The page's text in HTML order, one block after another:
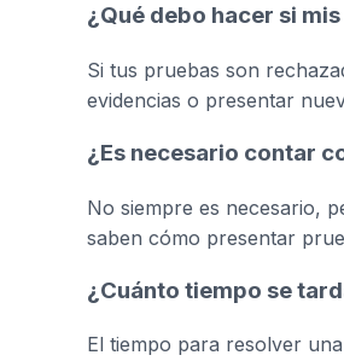
¿Qué debo hacer si
Si tus pruebas son
evidencias o presentar
¿Es necesario contar
No siempre es necesario,
saben cómo presentar
¿Cuánto tiempo se
El tiempo para resolver